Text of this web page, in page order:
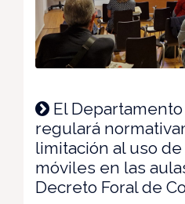
El
regulará
limitación al uso
móviles en las
Decreto Foral de